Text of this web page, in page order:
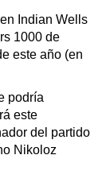
Indian Wells
1000 de
este año (en
podría
este
del partido
Nikoloz